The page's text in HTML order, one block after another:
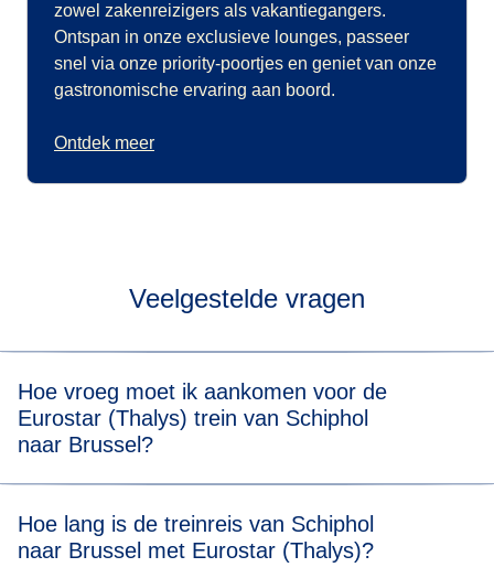
zowel zakenreizigers als vakantiegangers.
Ontspan in onze exclusieve lounges, passeer
snel via onze priority-poortjes en geniet van onze
gastronomische ervaring aan boord.
Ontdek meer
Veelgestelde vragen
Hoe vroeg moet ik aankomen voor de
Eurostar (Thalys) trein van Schiphol
naar Brussel?
minuten voor de geplande vertrektijd van je Eurostar
(Thalys) trein van Schiphol naar Brussel aanwezig te zijn.
Hoe lang is de treinreis van Schiphol
naar Brussel met Eurostar (Thalys)?